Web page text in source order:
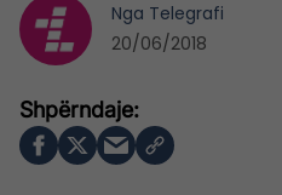
Nga Telegrafi
20/06/2018